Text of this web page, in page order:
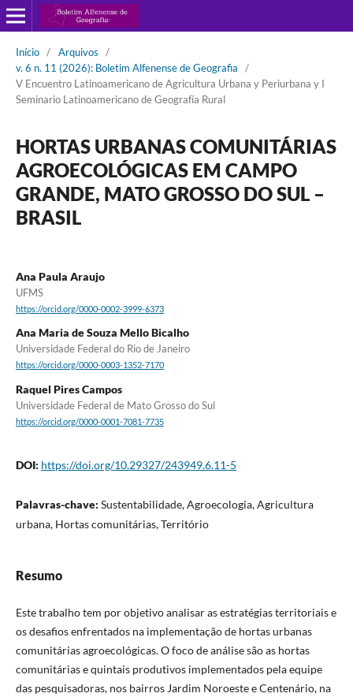
Início / Arquivos
/
v. 6 n. 11 (2026): Boletim Alfenense de Geografia
/
V Encuentro Latinoamericano de Agricultura Urbana y Periurbana y I
Seminario Latinoamericano de Geografía Rural
HORTAS URBANAS COMUNITÁRIAS
AGROECOLÓGICAS EM CAMPO
GRANDE, MATO GROSSO DO SUL –
BRASIL
Ana Paula Araujo
UFMS
https://orcid.org/0000-0002-3999-6373
Ana Maria de Souza Mello Bicalho
Universidade Federal do Rio de Janeiro
https://orcid.org/0000-0003-1352-7170
Raquel Pires Campos
Universidade Federal de Mato Grosso do Sul
https://orcid.org/0000-0001-7081-7735
DOI: https://doi.org/10.29327/243949.6.11-5
Palavras-chave: Sustentabilidade, Agroecologia, Agricultura
urbana, Hortas comunitárias, Território
Resumo
Este trabalho tem por objetivo analisar as estratégias territoriais e
os desafios enfrentados na implementação de hortas urbanas
comunitárias agroecológicas. O foco de análise são as hortas
comunitárias e quintais produtivos implementados pela equipe
das pesquisadoras, nos bairros Jardim Noroeste e Centenário, na